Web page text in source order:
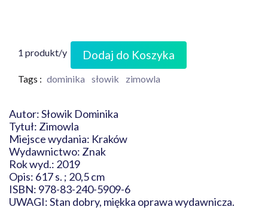
1 produkt/y Dodaj do Koszyka
Tags : dominika słowik zimowla
Autor: Słowik Dominika
Tytuł: Zimowla
Miejsce wydania: Kraków
Wydawnictwo: Znak
Rok wyd.: 2019
Opis: 617 s. ; 20,5 cm
ISBN: 978-83-240-5909-6
UWAGI: Stan dobry, miękka oprawa wydawnicza.